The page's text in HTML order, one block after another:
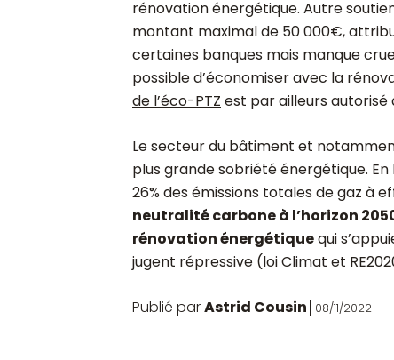
rénovation énergétique. Autre
montant maximal de 50 000€,
certaines banques mais manque
possible d’économiser avec la
de l’éco-PTZ est par ailleurs autorisé
Le secteur du bâtiment et
plus grande sobriété énergétique.
26% des émissions totales de gaz à
neutralité carbone à l’horizon
rénovation énergétiquequi
jugent répressive (loi Climat et
Publié parAstrid Cousin 08/11/2022